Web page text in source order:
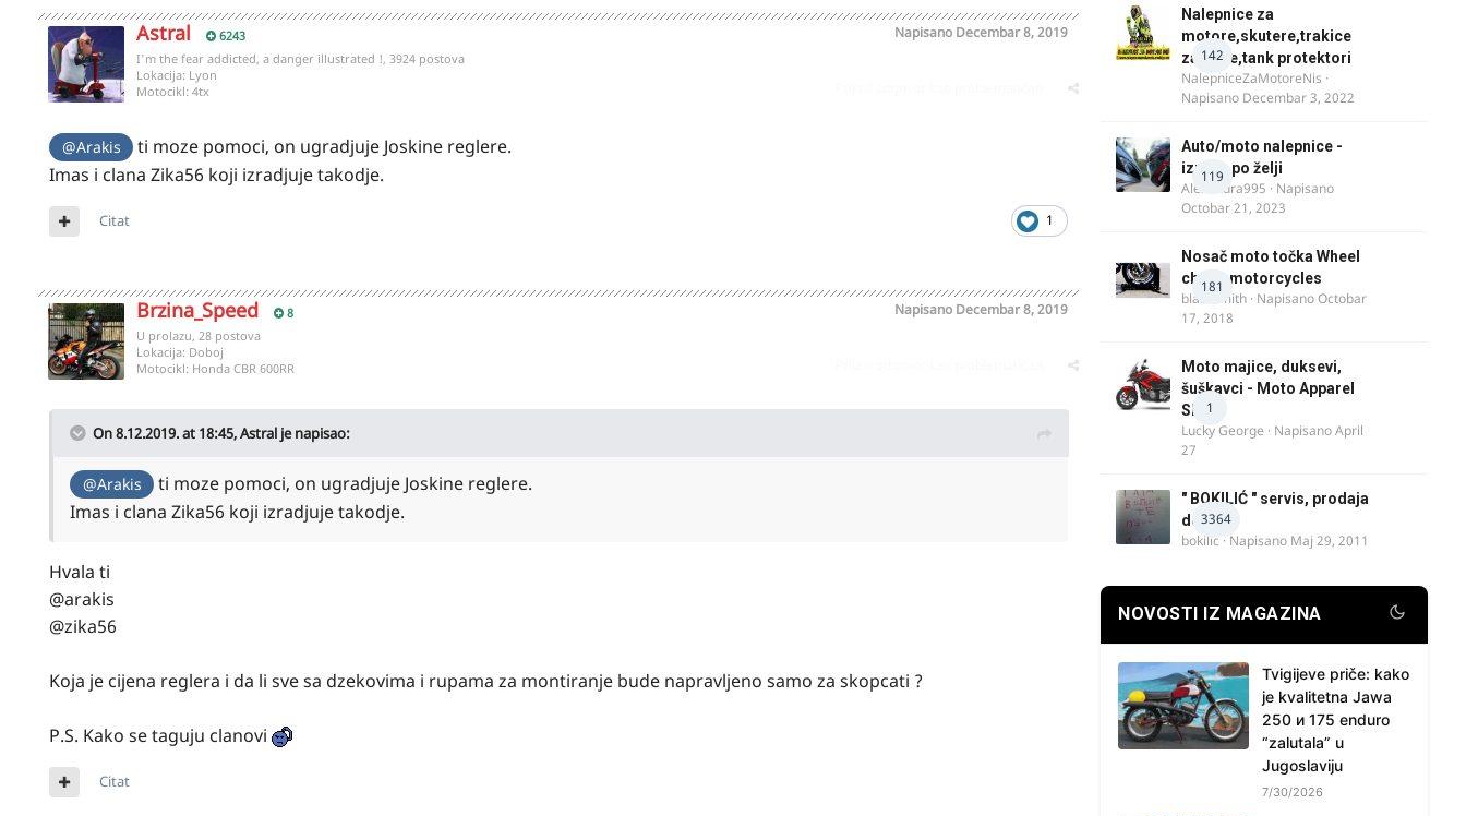
Astral 6243 Napisano Decembar 8, 2019
I'm the fear addicted, a danger illustrated !, 3924 postova
Lokacija: Lyon
Motocikl: 4tx
@Arakis
ti moze pomoci, on ugradjuje Joskine reglere.
Imas i clana Zika56 koji izradjuje takodje.
1
Citat
Brzina_Speed 8 Napisano Decembar 8, 2019
U prolazu, 28 postova
Lokacija: Doboj
Motocikl: Honda CBR 600RR
On 8.12.2019. at 18:45,Astral je napisao:
@Arakis
ti moze pomoci, on ugradjuje Joskine reglere.
Imas i clana Zika56 koji izradjuje takodje.
Hvala ti
@arakis
@zika56
Koja je cijena reglera i da li sve sa dzekovima i rupama za montiranje bude napravljeno samo za skopcati ?
P.S. Kako se taguju clanovi
Citat
142
Nalepnice za
motore,skutere,trakice
za felne,tank protektori
NalepniceZaMotoreNis ·
Napisano Decembar 3, 2022
119
Auto/moto nalepnice -
izrada po želji
Alexandra995 · Napisano
Octobar 21, 2023
181
Nosač moto točka Wheel
chock motorcycles
blacksmith · NapisanoOctobar
17, 2018
1
Moto majice, duksevi,
šuškavci - Moto Apparel
SRB
Lucky George · NapisanoApril
27
3364
" BOKILIĆ " servis, prodaja
delova
bokilic · Napisano Maj 29, 2011
NOVOSTI IZ MAGAZINA
Tvigijeve priče: kako
je kvalitetna Jawa
250 и 175 enduro
“zalutala” u
Jugoslaviju
7/30/2026